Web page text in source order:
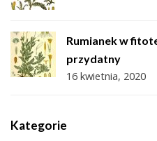
Rumianek w
przydatny
16 kwietnia, 2020
Kategorie